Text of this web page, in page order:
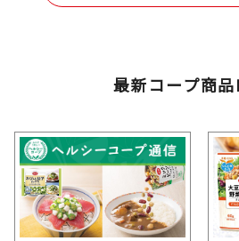
最新コープ商